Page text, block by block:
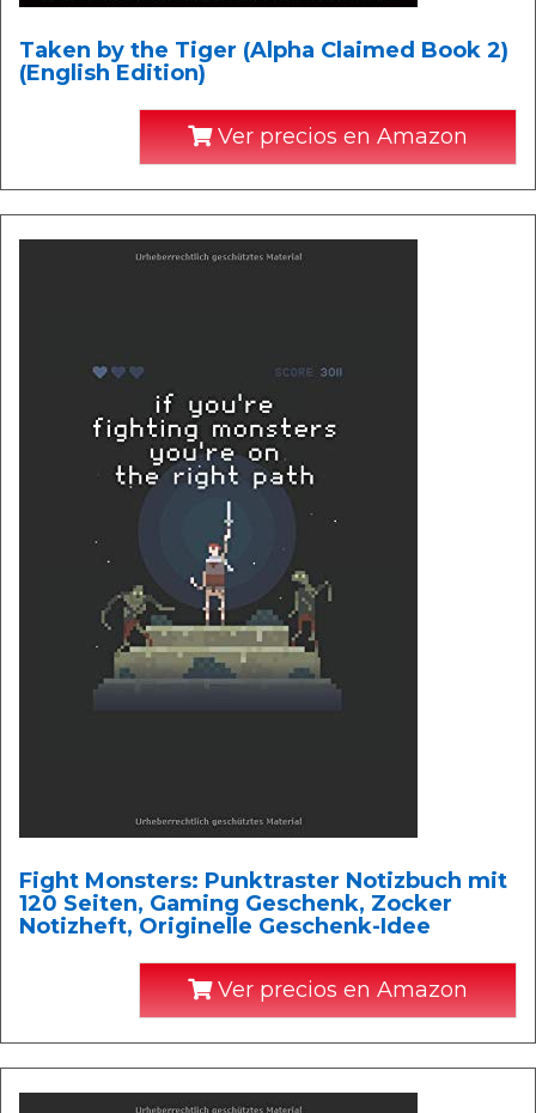
Taken by the Tiger (Alpha Claimed Book 2)
(English Edition)
Ver precios en Amazon
Fight Monsters: Punktraster Notizbuch mit
120 Seiten, Gaming Geschenk, Zocker
Notizheft, Originelle Geschenk-Idee
Ver precios en Amazon